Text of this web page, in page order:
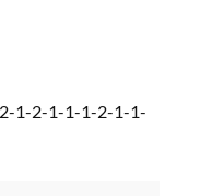
1-2-1-1-1-2-1-1-